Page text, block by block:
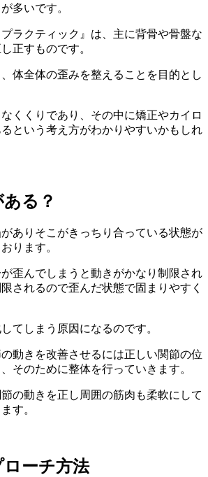
多いです。
プラクティック』は、主に背骨や骨盤な
正すものです。
、体全体の歪みを整えることを目的とし
くくりであり、その中に矯正やカイロ
という考え方がわかりやすいかもしれ
る？
ありそこがきっちり合っている状態が
ります。
歪んでしまうと動きがかなり制限され
されるので歪んだ状態で固まりやすく
てしまう原因になるのです。
動きを改善させるには正しい関節の位
そのために整体を行っていきます。
の動きを正し周囲の筋肉も柔軟にして
す。
ーチ方法